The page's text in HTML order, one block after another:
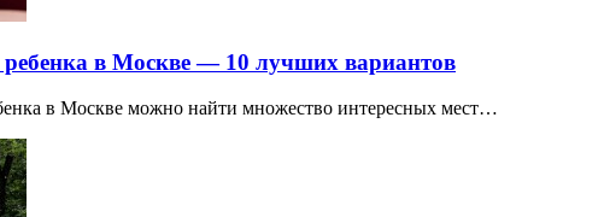
ребенка в Москве — 10 лучших вариантов
в Москве можно найти множество интересных мест…